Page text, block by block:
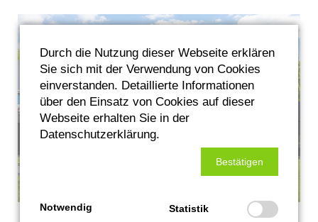
Durch die Nutzung dieser Webseite erklären
Sie sich mit der Verwendung von Cookies
einverstanden. Detaillierte Informationen
über den Einsatz von Cookies auf dieser
Webseite erhalten Sie in der
Datenschutzerklärung.
Bestätigen
Notwendig Statistik